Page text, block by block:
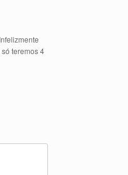
teremos 4